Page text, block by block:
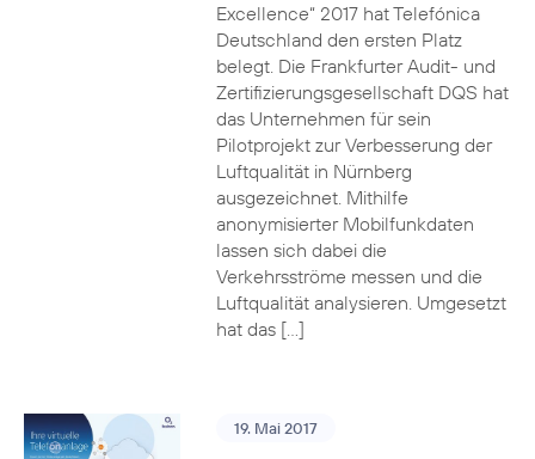
Excellence“ 2017 hat Telefónica
Deutschland den ersten Platz
belegt. Die Frankfurter Audit- und
Zertifizierungsgesellschaft DQS hat
das Unternehmen für sein
Pilotprojekt zur Verbesserung der
Luftqualität in Nürnberg
ausgezeichnet. Mithilfe
anonymisierter Mobilfunkdaten
lassen sich dabei die
Verkehrsströme messen und die
Luftqualität analysieren. Umgesetzt
hat das […]
19. Mai 2017